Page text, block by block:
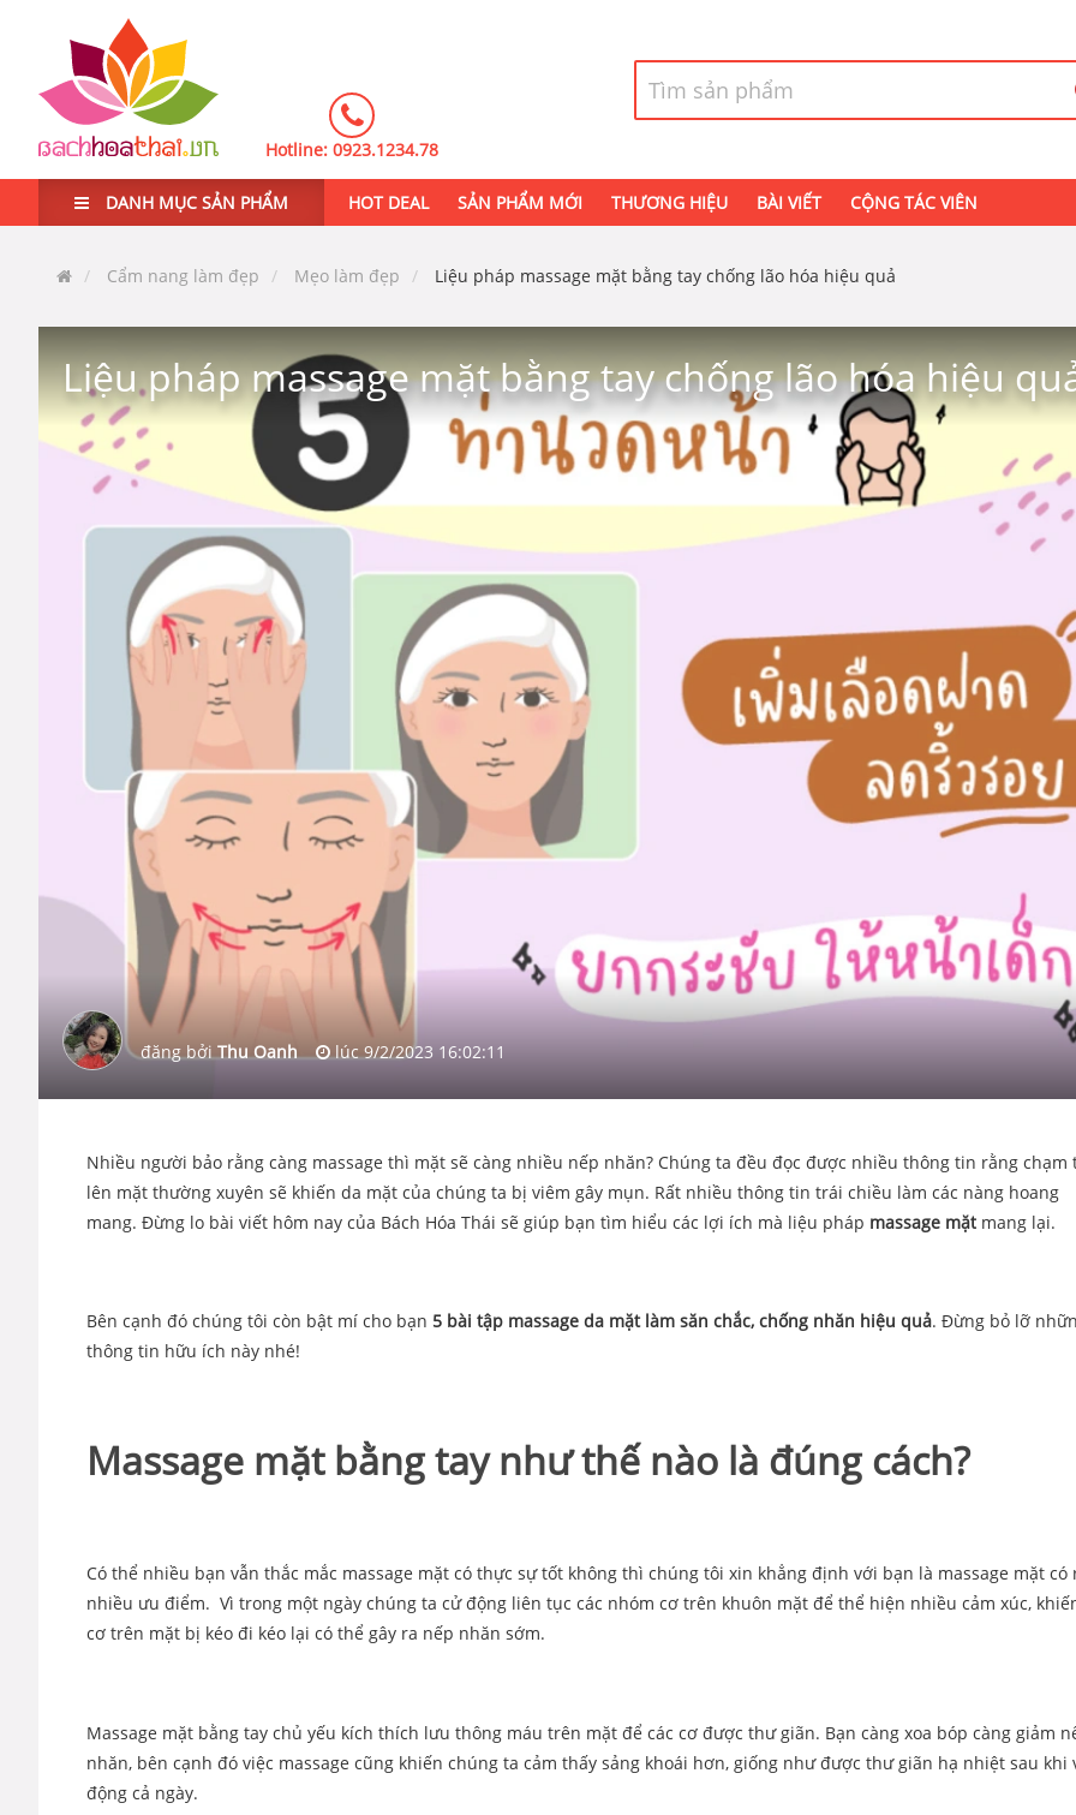
Hotline: 0923.1234.78
DANH MỤC SẢN PHẨM HOT DEAL SẢN PHẨM MỚI THƯƠNG HIỆU BÀI VIẾT CỘNG TÁC VIÊN
Cẩm nang làm đẹp Mẹo làm đẹp Liệu pháp massage mặt bằng tay chống lão hóa hiệu quả
Liệu pháp massage mặt bằng tay chống lão hóa hiệu
đăng bởi Thu Oanh lúc 9/2/2023 16:02:11
Nhiều người bảo rằng càng massage thì mặt sẽ càng nhiều nếp nhăn? Chúng ta đều đọc được nhiều thông tin rằng chạm
lên mặt thường xuyên sẽ khiến da mặt của chúng ta bị viêm gây mụn. Rất nhiều thông tin trái chiều làm các nàng hoang
mang. Đừng lo bài viết hôm nay của Bách Hóa Thái sẽ giúp bạn tìm hiểu các lợi ích mà liệu pháp massage mặt mang lại.
Bên cạnh đó chúng tôi còn bật mí cho bạn 5 bài tập massage da mặt làm săn chắc, chống nhăn hiệu quả. Đừng bỏ lỡ
thông tin hữu ích này nhé!
Massage mặt bằng tay như thế nào là đúng cách?
Có thể nhiều bạn vẫn thắc mắc massage mặt có thực sự tốt không thì chúng tôi xin khẳng định với bạn là massage mặt có
nhiều ưu điểm. Vì trong một ngày chúng ta cử động liên tục các nhóm cơ trên khuôn mặt để thể hiện nhiều cảm xúc,
cơ trên mặt bị kéo đi kéo lại có thể gây ra nếp nhăn sớm.
Massage mặt bằng tay chủ yếu kích thích lưu thông máu trên mặt để các cơ được thư giãn. Bạn càng xoa bóp càng giảm
nhăn, bên cạnh đó việc massage cũng khiến chúng ta cảm thấy sảng khoái hơn, giống như được thư giãn hạ nhiệt sau khi
động cả ngày.